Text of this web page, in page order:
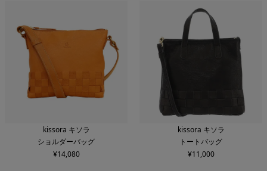
kissora キソラ
ショルダーバッグ
¥14,080
kissora キソラ
トートバッグ
¥11,000